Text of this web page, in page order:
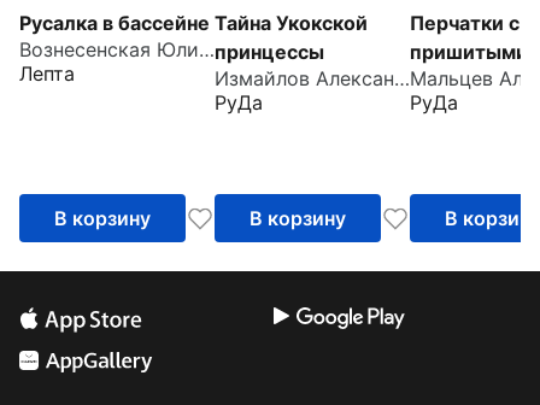
Русалка в бассейне
Вознесенская Юлия Николаевна
Лепта
В корзину
Тайна Укокской
принцессы
Измайлов Александр
РуДа
В корзину
Перчатки с
пришитыми
пальцами
РуДа
В корзину